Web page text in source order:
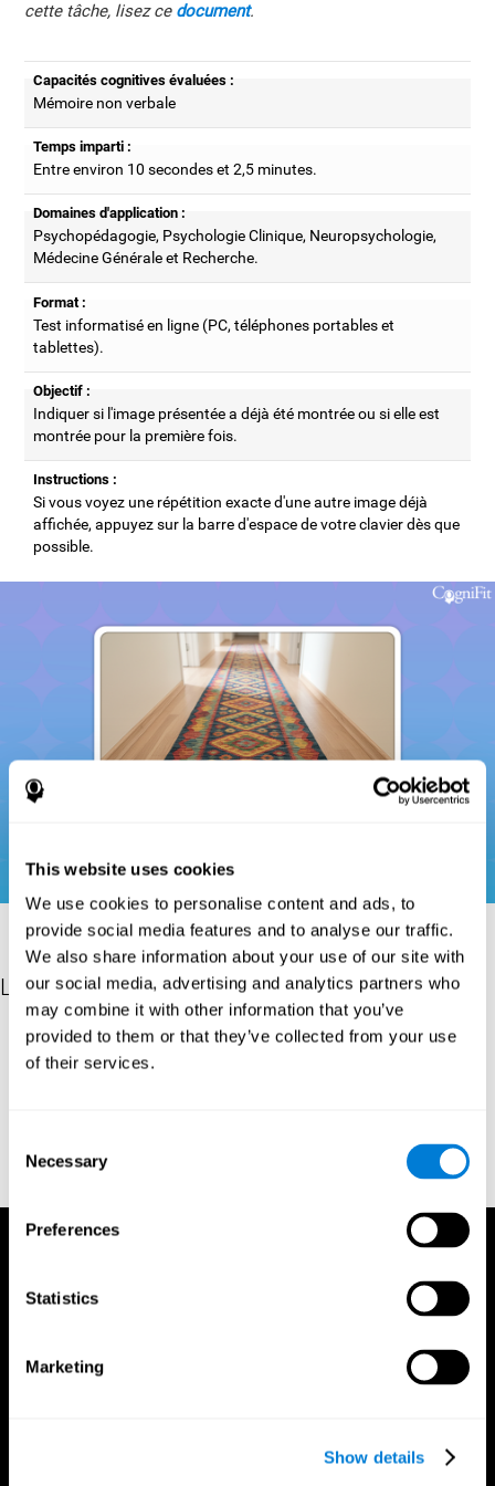
This website uses cookies
We use cookies to personalise content and ads, to
provide social media features and to analyse our traffic.
We also share information about your use of our site with
our social media, advertising and analytics partners who
may combine it with other information that you’ve
provided to them or that they’ve collected from your use
of their services.
Selection
Necessary
Preferences
Statistics
Marketing
Show details
cette tâche, lisez ce document.
Capacités cognitives évaluées :
Mémoire non verbale
Temps imparti :
Entre environ 10 secondes et 2,5 minutes.
Domaines d'application :
Psychopédagogie, Psychologie Clinique, Neuropsychologie,
Médecine Générale et Recherche.
Format :
Test informatisé en ligne (PC, téléphones portables et
tablettes).
Objectif :
Indiquer si l'image présentée a déjà été montrée ou si elle est
montrée pour la première fois.
Instructions :
Si vous voyez une répétition exacte d'une autre image déjà
affichée, appuyez sur la barre d'espace de votre clavier dès que
possible.
Les références
Donders, F. C. (1969). On the speed of mental processes. Acta
Psychologica, 30, 412–431. https://doi.org/10.1016/0001-
Journal of Experimental Psychology, 62(3), 302–309.